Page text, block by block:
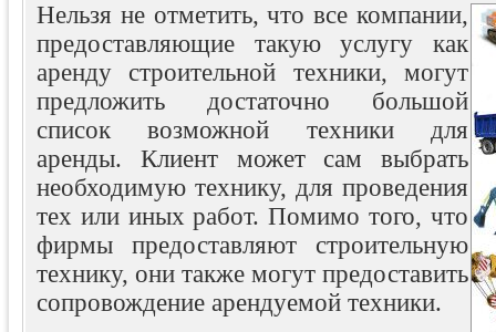
Нельзя не отметить, что все компании,
предоставляющие такую услугу как
аренду строительной техники, могут
предложить достаточно большой
список возможной техники для
аренды. Клиент может сам выбрать
необходимую технику, для проведения
тех или иных работ. Помимо того, что
фирмы предоставляют строительную
технику, они также могут предоставить
сопровождение арендуемой техники.